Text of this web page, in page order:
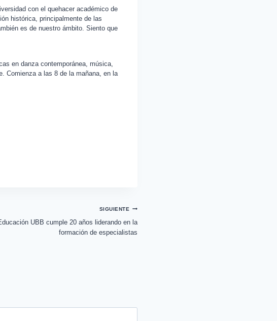
con el quehacer académico de
histórica, principalmente de las
es de nuestro ámbito. Siento que
en danza contemporánea, música,
Comienza a las 8 de la mañana, en la
SIGUIENTE
UBB cumple 20 años liderando en la
formación de especialistas